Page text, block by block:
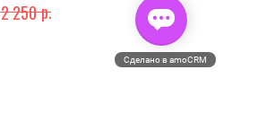
2 250р.
Сделано в amoCRM